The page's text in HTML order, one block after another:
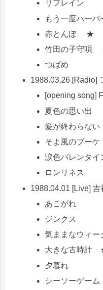
リフレイン
もう一度ハーバ
赤とんぼ ★
竹田の子守唄
つばめ
1988.03.26 [Radio]
[opening song]
夏色の思い出
愛が終わらない
そよ風のブーケ
涙色バレンタイ
ロンリネス
1988.04.01 [Live]
あこがれ
ジンクス
気ままなウィー
大きな古時計
夕暮れ
シーソーゲーム